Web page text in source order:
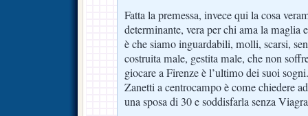
Fatta la premessa, invece qui la cosa
determinante, vera per chi ama la maglia
è che siamo inguardabili, molli, scarsi,
costruita male, gestita male, che non
giocare a Firenze è l’ultimo dei suoi
Zanetti a centrocampo è come chiedere
una sposa di 30 e soddisfarla senza